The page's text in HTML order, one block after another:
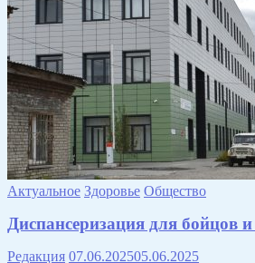
Актуальное Здоровье Общество
Диспансеризация для бойцов
Редакция 07.06.202505.06.2025